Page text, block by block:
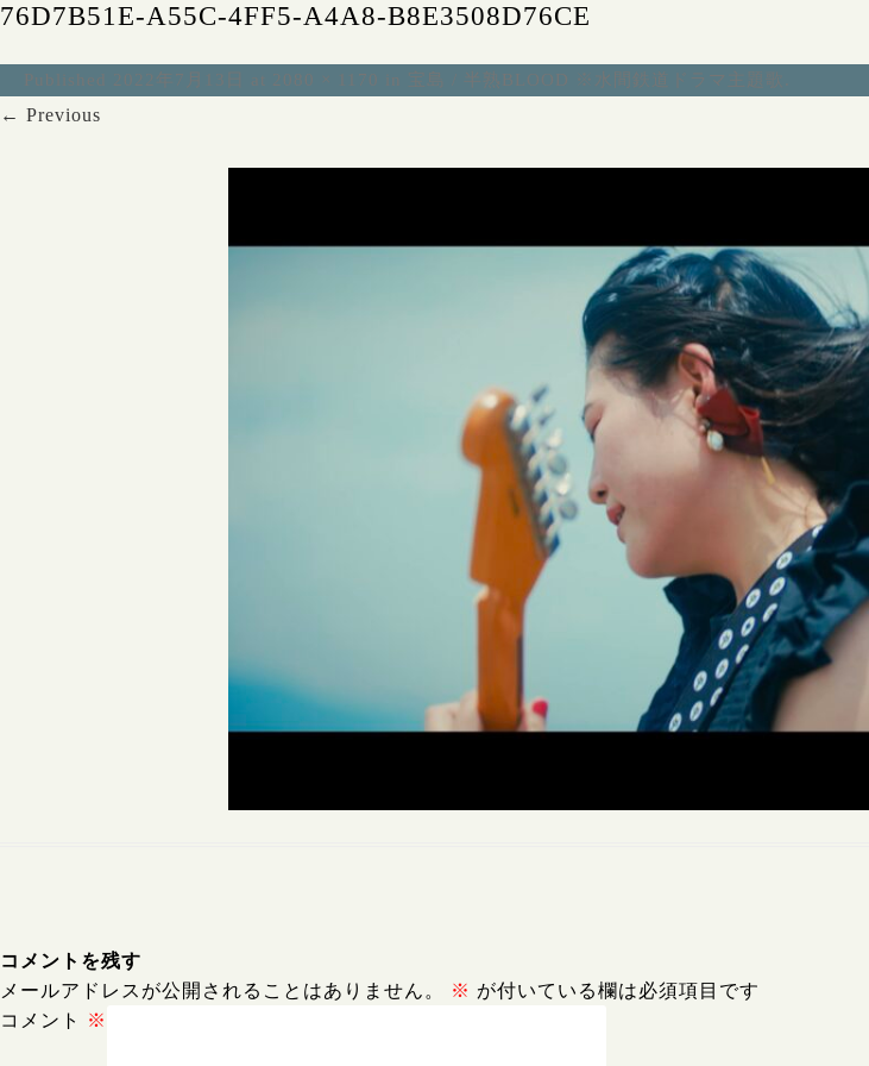
76D7B51E-A55C-4FF5-A4A8-B8E3508D76CE
Published 2022年7月13日 at 2080 × 1170 in 宝島 / 半熟BLOOD ※水間鉄道ドラマ主題歌
← Previous
コメントを残す
メールアドレスが公開されることはありません。
※ が付いている欄は必須項目です
コメント
※